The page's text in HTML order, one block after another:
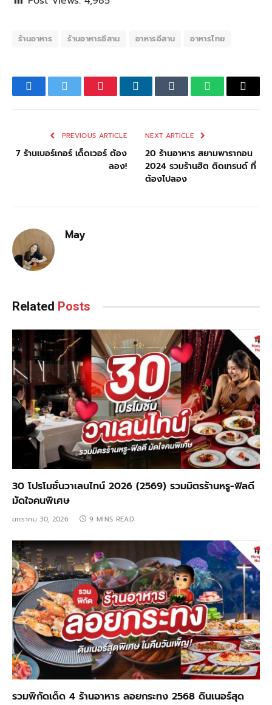
ร้านอาหาร ร้านอาหารอีสาน อาหารอีสาน อาหารไทย
FacebookTwitterPinterestLinkedInTumblrWhatsApp
Email
PREVIOUS ARTICLE
7 ร้านเบอร์เกอร์ เด็ดเวอร์ ต้อง
ลอง!
NEXT ARTICLE
20 ร้านอาหาร สยามพารากอน
2024 รวมร้านฮิต ติดเทรนด์ ที่
ต้องไปลอง
May
Related Posts
30 โปรโมชั่นวาเลนไทน์ 2026 (2569) รวมมิตรร้านหรู-ฟิลดี
มัดใจคนพิเศษ
มกราคม 30, 2026 9 MINS READ
รวมพิกัดเด็ด 4 ร้านอาหาร ลอยกระทง 2568 ดินเนอร์สุด